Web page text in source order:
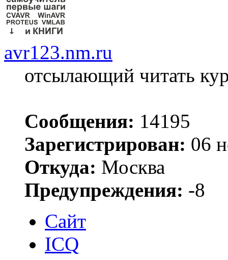
avr123.nm.ru
отсылающий читать
Сообщения: 14195
Зарегистрирован: 06
Откуда: Москва
Предупреждения: -8
Сайт
ICQ